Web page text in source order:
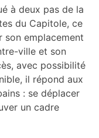
à deux pas de la
du Capitole, ce
son emplacement
ville et son
avec possibilité
il répond aux
: se déplacer
un cadre